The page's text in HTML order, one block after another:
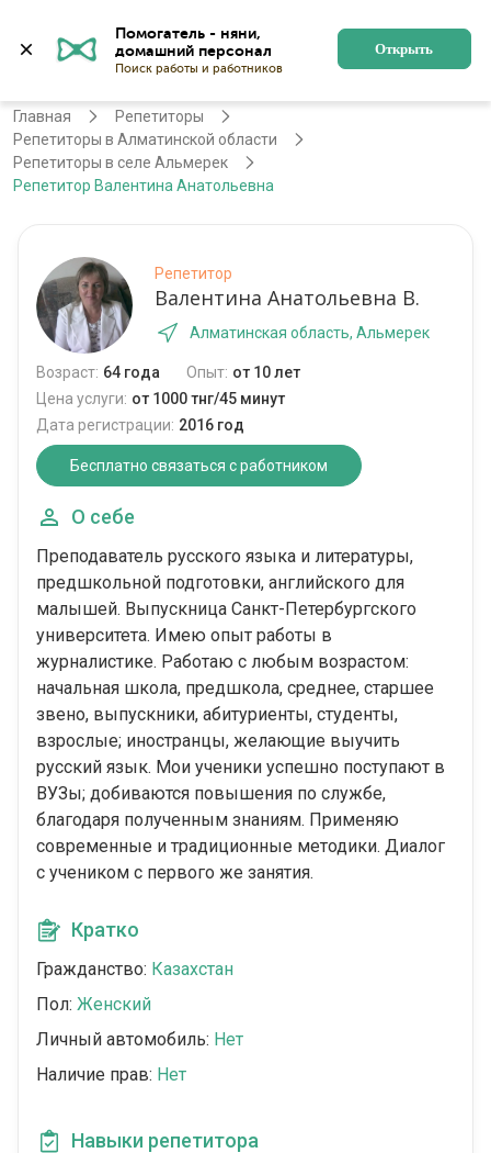
Помогатель - няни,
Поиск работы и работников
Открыть
Алматы Регистрация
Главная
Репетиторы
Репетиторы в Алматинской области
Репетиторы в селе Альмерек
Репетитор Валентина Анатольевна
Репетитор
Валентина Анатольевна В.
Алматинская область, Альмерек
Возраст: 64 года Опыт: от 10 лет
Цена услуги: от 1000 тнг/45 минут
Дата регистрации: 2016 год
Бесплатно связаться с работником
О себе
Преподаватель русского языка и литературы,
предшкольной подготовки, английского для
малышей. Выпускница Санкт-Петербургского
университета. Имею опыт работы в
журналистике. Работаю с любым возрастом:
начальная школа, предшкола, среднее, старшее
звено, выпускники, абитуриенты, студенты,
взрослые; иностранцы, желающие выучить
русский язык. Мои ученики успешно поступают в
ВУЗы; добиваются повышения по службе,
благодаря полученным знаниям. Применяю
современные и традиционные методики. Диалог
с учеником с первого же занятия.
Кратко
Гражданство: Казахстан
Пол: Женский
Личный автомобиль: Нет
Наличие прав: Нет
Навыки репетитора